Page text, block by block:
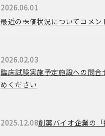
2026.06.01
最近の株価状況についてコメン
2026.02.03
臨床試験実施予定施設への問合
めください
2025.12.08創薬バイオ企業の「